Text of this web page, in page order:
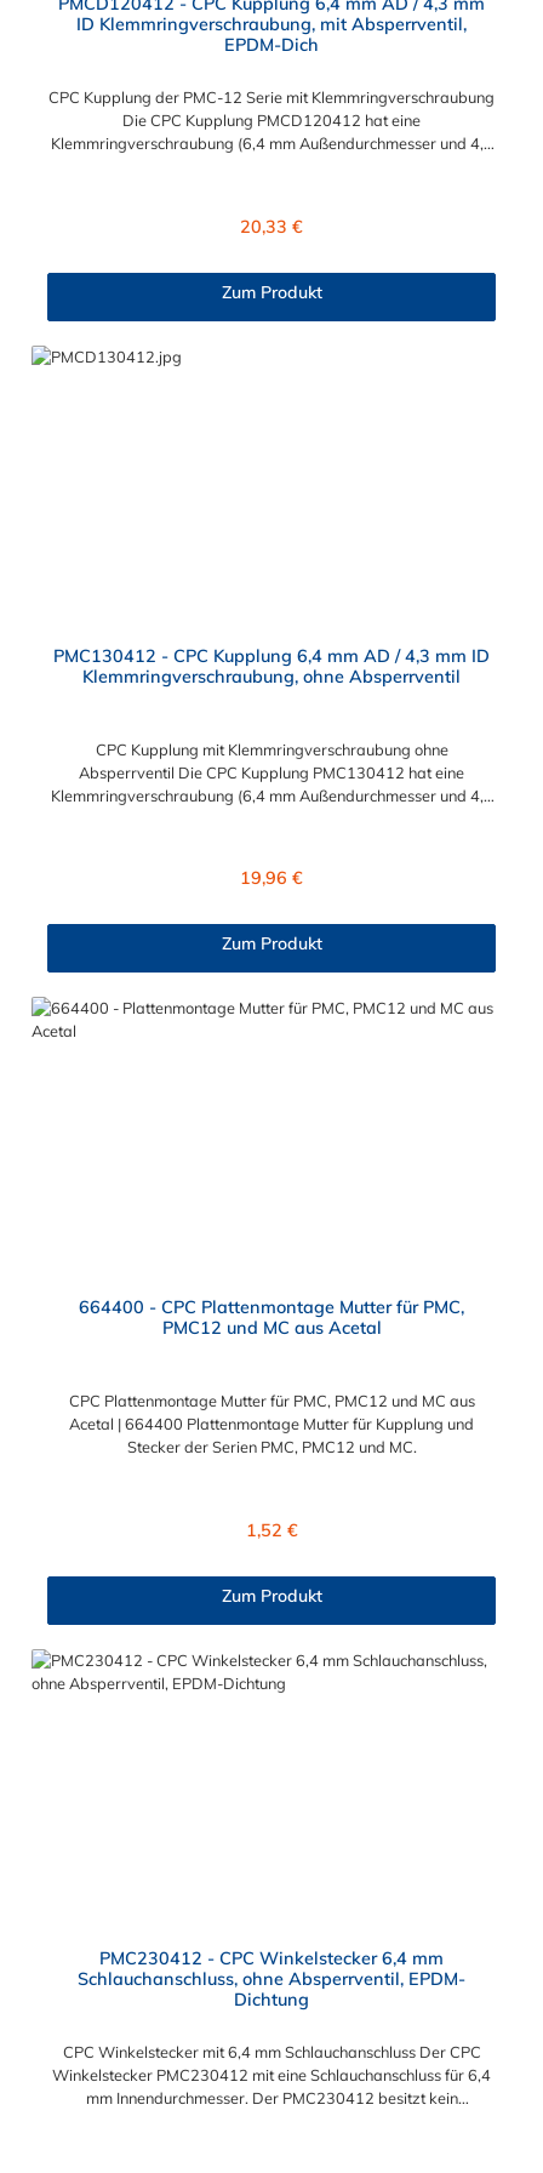
ID Klemmringverschraubung, mit Absperrventil,
EPDM-Dich
CPC Kupplung der PMC-12 Serie mit Klemmringverschraubung
Die CPC Kupplung PMCD120412 hat eine
Klemmringverschraubung (6,4 mm Außendurchmesser und 4,3
ist aus EPDM. Das Verbindungsstück zum Stecker hat ein
Steckern der PMC-, PMC12- und MC- Serie kombinieren.
Regulärer Preis:
20,33 €
Zum Produkt
PMC130412 - CPC Kupplung 6,4 mm AD / 4,3 mm ID
Klemmringverschraubung, ohne Absperrventil
CPC Kupplung mit Klemmringverschraubung ohne
Absperrventil Die CPC Kupplung PMC130412 hat eine
Klemmringverschraubung (6,4 mm Außendurchmesser und 4,3
Innenmaß von ≈ 7,9 mm. Sie können diese CPC Kupplung mit
kombinieren.
Regulärer Preis:
19,96 €
Zum Produkt
664400 - CPC Plattenmontage Mutter für PMC,
PMC12 und MC aus Acetal
CPC Plattenmontage Mutter für PMC, PMC12 und MC aus
Acetal | 664400 Plattenmontage Mutter für Kupplung und
Stecker der Serien PMC, PMC12 und MC.
Regulärer Preis:
1,52 €
Zum Produkt
PMC230412 - CPC Winkelstecker 6,4 mm
Schlauchanschluss, ohne Absperrventil, EPDM-
Dichtung
CPC Winkelstecker mit 6,4 mm Schlauchanschluss Der CPC
Winkelstecker PMC230412 mit eine Schlauchanschluss für 6,4
mm Innendurchmesser. Der PMC230412 besitzt kein